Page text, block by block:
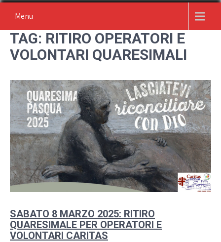
content
Menu
TAG: RITIRO OPERATORI E
VOLONTARI QUARESIMALI
SABATO 8 MARZO 2025: RITIRO
QUARESIMALE PER OPERATORI E
VOLONTARI CARITAS